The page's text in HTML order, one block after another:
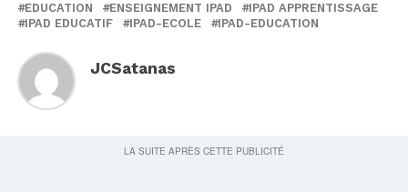
EDUCATION ENSEIGNEMENT IPAD
IPAD APPRENTISSAGE
IPAD EDUCATIF
IPAD-ECOLE IPAD-EDUCATION
JCSatanas